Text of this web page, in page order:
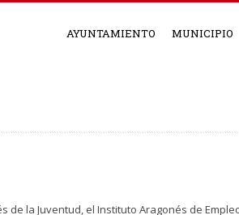
AYUNTAMIENTO MUNICIPIO
la Juventud, el Instituto Aragonés de